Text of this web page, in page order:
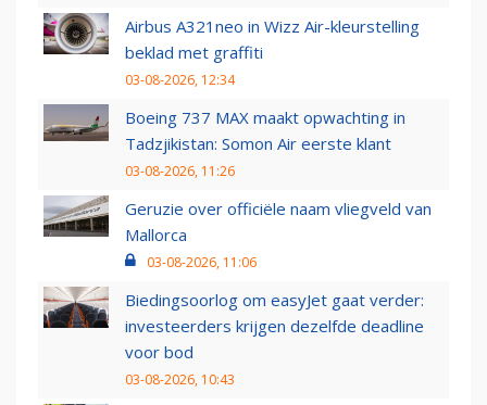
Airbus A321neo in Wizz Air-kleurstelling
beklad met graffiti
03-08-2026, 12:34
Boeing 737 MAX maakt opwachting in
Tadzjikistan: Somon Air eerste klant
03-08-2026, 11:26
Geruzie over officiële naam vliegveld van
Mallorca
03-08-2026, 11:06
Biedingsoorlog om easyJet gaat verder:
investeerders krijgen dezelfde deadline
voor bod
03-08-2026, 10:43